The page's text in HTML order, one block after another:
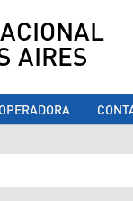
AIRES